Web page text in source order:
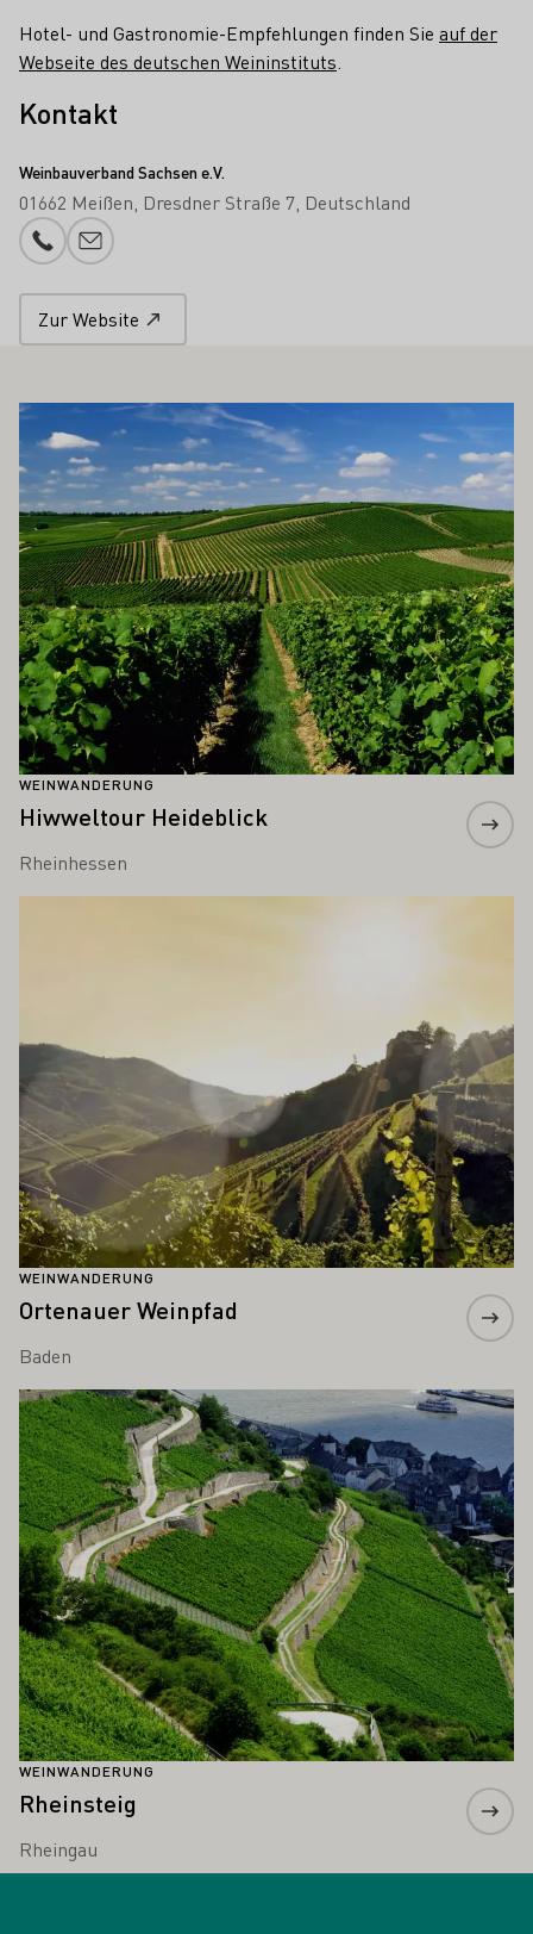
Hotel- und Gastronomie-Empfehlungen finden Sie auf der
Webseite des deutschen Weininstituts
Kontakt
Weinbauverband Sachsen e.V.
01662 Meißen Dresdner Straße 7 Deutschland
Telefonnummer
E-Mail-Adresse
Zur Website
INTERESSIEREN
WEINWANDERUNG
Hiwweltour Heideblick
Rheinhessen
Mehr erfahren
WEINWANDERUNG
Ortenauer Weinpfad
Baden
WEINWANDERUNG
Rheinsteig
Rheingau
Mehr erfahren